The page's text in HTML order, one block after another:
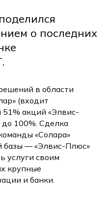
о последних
в области
(входит
51% акций «Элвис-
100%. Сделка
«Солара»
базы — «Элвис-Плюс»
услуги своим
крупные
и банки.